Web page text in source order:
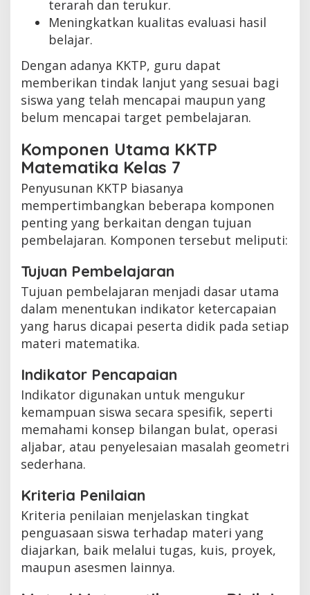
terarah dan terukur.
Meningkatkan kualitas evaluasi hasil
belajar.
Dengan adanya KKTP, guru dapat
memberikan tindak lanjut yang sesuai bagi
siswa yang telah mencapai maupun yang
belum mencapai target pembelajaran.
Komponen Utama KKTP
Matematika Kelas 7
Penyusunan KKTP biasanya
mempertimbangkan beberapa komponen
penting yang berkaitan dengan tujuan
pembelajaran. Komponen tersebut meliputi:
Tujuan Pembelajaran
Tujuan pembelajaran menjadi dasar utama
dalam menentukan indikator ketercapaian
yang harus dicapai peserta didik pada setiap
materi matematika.
Indikator Pencapaian
Indikator digunakan untuk mengukur
kemampuan siswa secara spesifik, seperti
memahami konsep bilangan bulat, operasi
aljabar, atau penyelesaian masalah geometri
sederhana.
Kriteria Penilaian
Kriteria penilaian menjelaskan tingkat
penguasaan siswa terhadap materi yang
diajarkan, baik melalui tugas, kuis, proyek,
maupun asesmen lainnya.